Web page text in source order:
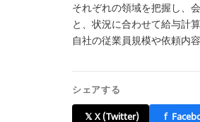
それぞれの領域を把握し、
と、状況に合わせて給与計
自社の従業員規模や依頼内
シェアする
𝕏 X (Twitter) f